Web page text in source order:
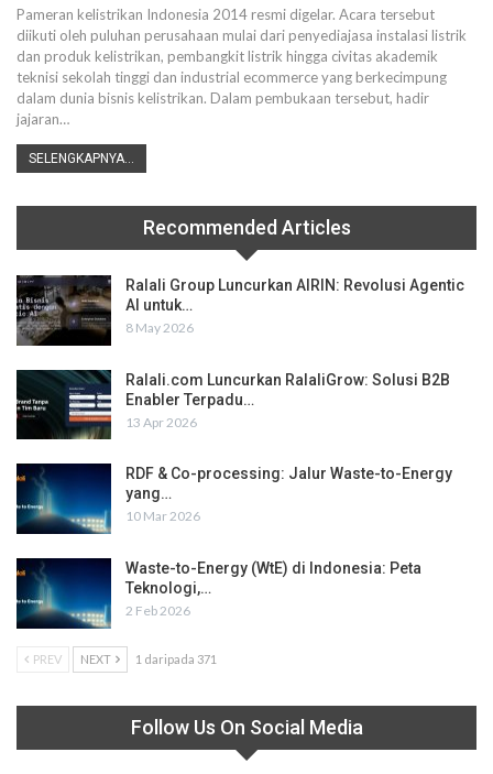
Pameran kelistrikan Indonesia 2014 resmi digelar. Acara tersebut
diikuti oleh puluhan perusahaan mulai dari penyediajasa instalasi listrik
dan produk kelistrikan, pembangkit listrik hingga civitas akademik
teknisi sekolah tinggi dan industrial ecommerce yang berkecimpung
dalam dunia bisnis kelistrikan. Dalam pembukaan tersebut, hadir
jajaran…
SELENGKAPNYA...
Recommended Articles
Ralali Group Luncurkan AIRIN: Revolusi Agentic
AI untuk…
8 May 2026
Ralali.com Luncurkan RalaliGrow: Solusi B2B
Enabler Terpadu…
13 Apr 2026
RDF & Co-processing: Jalur Waste-to-Energy
yang…
10 Mar 2026
Waste-to-Energy (WtE) di Indonesia: Peta
Teknologi,…
2 Feb 2026
PREV NEXT 1 daripada 371
Follow Us On Social Media